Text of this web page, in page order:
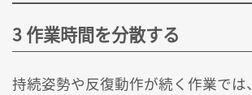
3 作業時間を分散する
持続姿勢や反復動作が続く作業では、